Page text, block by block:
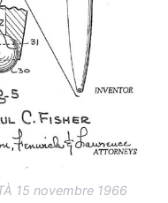
15 novembre 1966